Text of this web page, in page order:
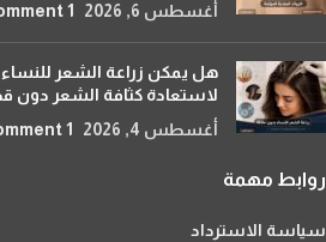
أغسطس 6, 2026
1 Comment
هل يمكن زراعة الشعر للنساء
لاستعادة كثافة الشعر دون
أغسطس 4, 2026
1 Comment
روابط مهمة
سياسة الاسترداد